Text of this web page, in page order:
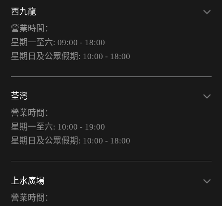
西九龍
營業時間：
星期一至六: 09:00 - 18:00
星期日及公眾假期: 10:00 - 18:00
荃灣
營業時間：
星期一至六: 10:00 - 19:00
星期日及公眾假期: 10:00 - 18:00
上水廣場
營業時間：